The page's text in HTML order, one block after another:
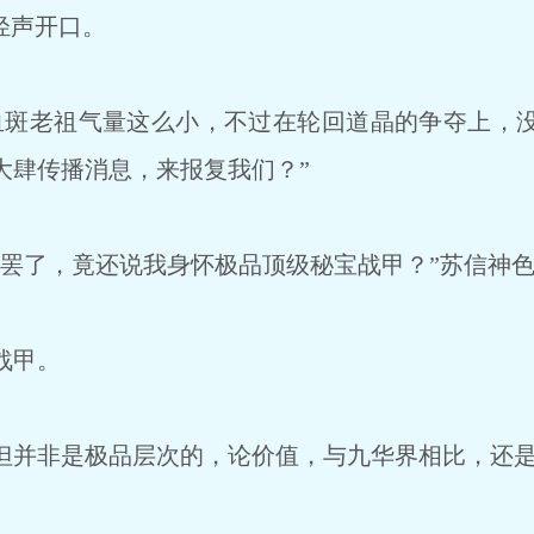
开口。
祖气量这么小，不过在轮回道晶的争夺上，
肆传播消息，来报复我们？”
，竟还说我身怀极品顶级秘宝战甲？”苏信神
。
是极品层次的，论价值，与九华界相比，还